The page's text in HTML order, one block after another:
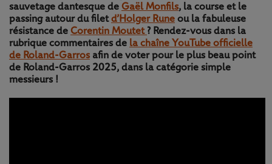
sauvetage dantesque de Gaël Monfils, la course et le
passing autour du filetd’Holger Rune ou la fabuleuse
résistance de Corentin Moutet ? Rendez-vous dans la
rubrique commentaires de la chaîne YouTube officielle
de Roland-Garros afin de voter pour le plus beau point
de Roland-Garros 2025, dans la catégorie simple
messieurs !